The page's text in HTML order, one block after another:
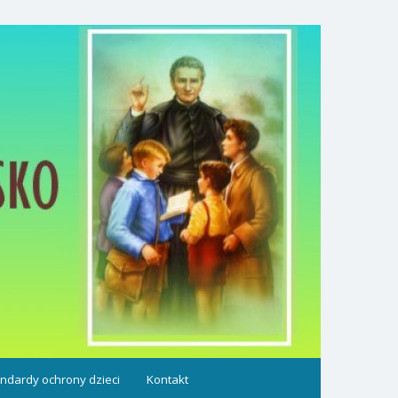
ochrony dzieci Kontakt